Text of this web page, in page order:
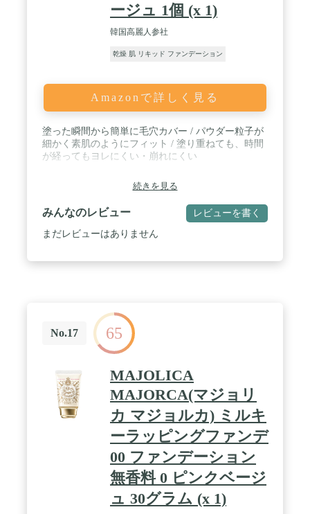
ージュ 1個 (x 1)
韓国高麗人参社
乾燥 肌 リキッド ファンデーション
Amazonで詳しく見る
塗った瞬間から簡単に毛穴カバー / パウダー粒子が
細かく素肌のようにフィット / 塗り重ねても、時間
が経ってもヨレにくい・崩れにくい
続きを見る
みんなのレビュー レビューを書く
まだレビューはありません
No.17 65
MAJOLICA
MAJORCA(マジョリ
カ マジョルカ) ミルキ
ーラッピングファンデ
00 ファンデーション
無香料 0 ピンクベージ
ュ 30グラム (x 1)